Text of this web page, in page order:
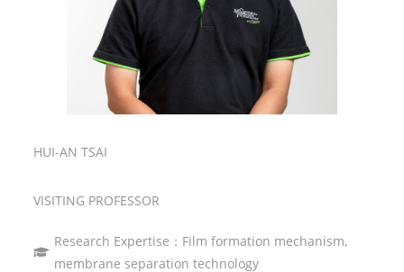
HUI-AN TSAI
VISITING PROFESSOR
Research Expertise：Film formation mechanism,
membrane separation technology